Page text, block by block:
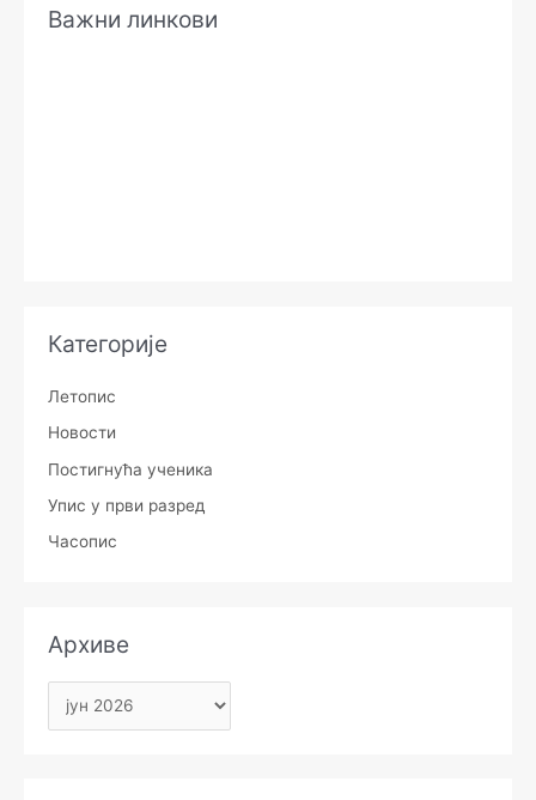
Важни линкови
Категорије
Летопис
Новости
Постигнућа ученика
Упис у први разред
Часопис
Архиве